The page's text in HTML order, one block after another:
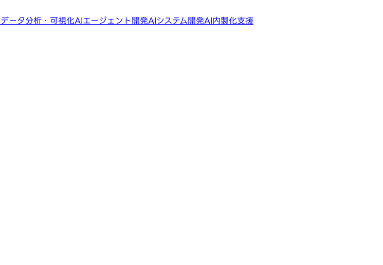
データ分析・可視化AIエージェント開発AIシステム開発AI内製化支援